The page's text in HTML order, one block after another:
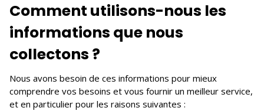
Comment utilisons-nous les
informations que nous
collectons ?
Nous avons besoin de ces informations pour mieux
comprendre vos besoins et vous fournir un meilleur service,
et en particulier pour les raisons suivantes :